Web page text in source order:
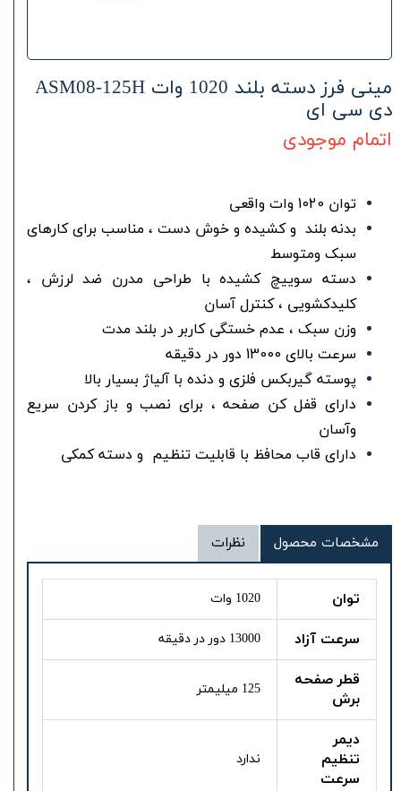
مینی فرز دسته بلند 1020 وات ASM08-125H
دی سی ای
اتمام موجودی
توان 1020 وات واقعی
بدنه بلند و کشیده و خوش دست ، مناسب برای کارهای
سبک ومتوسط
دسته سوییچ کشیده با طراحی مدرن ضد لرزش ،
کلیدکشویی ، کنترل آسان
وزن سبک ، عدم خستگی کاربر در بلند مدت
سرعت بالای 13000 دور در دقیقه
پوسته گیربکس فلزی و دنده با آلیاژ بسیار بالا
دارای قفل کن صفحه ، برای نصب و باز کردن سریع
وآسان
دارای قاب محافظ با قابلیت تنظیم و دسته کمکی
مشخصات محصول نظرات
توان 1020 وات
سرعت آزاد 13000 دور در دقیقه
قطر صفحه
برش
125 میلیمتر
دیمر
تنظیم
سرعت
ندارد